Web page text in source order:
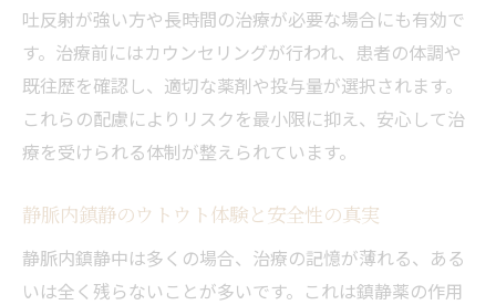
吐反射が強い方や長時間の治療が必要な場合にも有効で
す。治療前にはカウンセリングが行われ、患者の体調や
既往歴を確認し、適切な薬剤や投与量が選択されます。
これらの配慮によりリスクを最小限に抑え、安心して治
療を受けられる体制が整えられています。
静脈内鎮静のウトウト体験と安全性の真実
静脈内鎮静中は多くの場合、治療の記憶が薄れる、ある
いは全く残らないことが多いです。これは鎮静薬の作用